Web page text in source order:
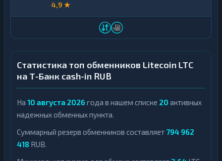
4,9 ★
Статистика топ обменников Litecoin LTC
на Т-Банк cash-in RUB
На 10 августа 2026 года в нашем списке 20 активных
надежных обменных пункта.
Суммарный резерв обменников составляет 794 962
418 RUB.